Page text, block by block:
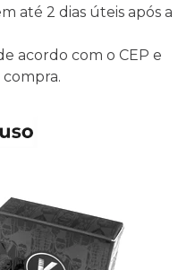
até 2 dias úteis após a
acordo com o CEP e